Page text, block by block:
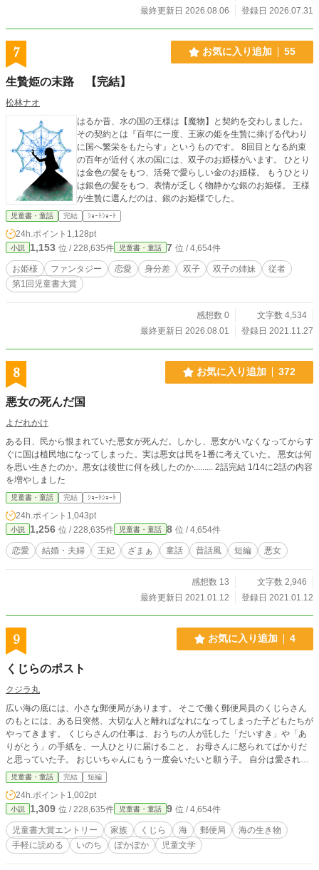
なのに学園のお姫様を目指すことになった・中央美海（なかおみみ）（中学2年
王子様的存在・西園寺琉風（さいおんじるか）（中学3年生） 恋に友情に
成長に……正反対な二人がメイクを通じて心の距離を縮めていく、笑いあり涙あ
りの学園ラブコメディ。 ※毎日1話更新予定。5～6万字数で完結予定。
最終更新日 2026.08.06 登録日 2026.07.31
7 お気に入り追加 55
生贄姫の末路 【完結】
松林ナオ
はるか昔、水の国の王様は【魔物】と契約を交わしました。
その契約とは『百年に一度、王家の姫を生贄に捧げる代わり
に国へ繁栄をもたらす』というものです。 8回目となる約束
の百年が近付く水の国には、双子のお姫様がいます。 ひとり
は金色の髪をもつ、活発で愛らしい金のお姫様。 もうひとり
は銀色の髪をもつ、表情が乏しく物静かな銀のお姫様。 王様
が生贄に選んだのは、銀のお姫様でした。
児童書・童話 完結 ｼｮｰﾄｼｮｰﾄ
24h.ポイント 1,128pt
小説 1,153 位 / 228,635件 児童書・童話 7 位 / 4,654件
お姫様 ファンタジー 恋愛 身分差 双子 双子の姉妹
従者
第1回児童書大賞
感想数 0
文字数 4,534
最終更新日 2026.08.01
登録日 2021.11.27
8 お気に入り追加 372
悪女の死んだ国
よだれかけ
ある日、民から恨まれていた悪女が死んだ。しかし、悪女がいなくなってからす
ぐに国は植民地になってしまった。実は悪女は民を1番に考えていた。 悪女は何
を思い生きたのか。悪女は後世に何を残したのか......... 2話完結 1/14に2話の内容
を増やしました
児童書・童話 完結 ｼｮｰﾄｼｮｰﾄ
24h.ポイント 1,043pt
小説 1,256 位 / 228,635件 児童書・童話 8 位 / 4,654件
恋愛 結婚・夫婦 王妃 ざまぁ 童話 昔話風 短編 悪女
感想数 13
文字数 2,946
最終更新日 2021.01.12
登録日 2021.01.12
9 お気に入り追加 4
くじらのポスト
クジラ丸
広い海の底には、小さな郵便局があります。 そこで働く郵便局員のくじらさん
のもとには、ある日突然、大切な人と離ればなれになってしまった子どもたちが
やってきます。 くじらさんの仕事は、おうちの人が託した「だいすき」や「あ
りがとう」の手紙を、一人ひとりに届けること。 お母さんに怒られてばかりだ
と思っていた子。 おじいちゃんにもう一度会いたいと願う子。 自分は愛されて
いなかったのではないかと苦しむ子。 さまざまな思いを抱えた子どもたちは、
一通の手紙とくじらさんの優しい言葉に触れながら、本当の愛を知っていきま
す。 これは、言えなかった「大好き」を手紙にのせて届ける、海の底の郵便局
の物語です。
児童書・童話 完結 短編
24h.ポイント 1,002pt
小説 1,309 位 / 228,635件 児童書・童話 9 位 / 4,654件
児童書大賞エントリー 家族 くじら 海 郵便局
海の生き物
手軽に読める
いのち ぽかぽか 児童文学